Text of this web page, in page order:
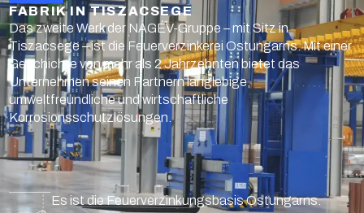
FABRIK IN TISZACSEGE
Das zweite Werk der NAGÉV-Gruppe – mit Sitz in
Tiszacsege – ist die Feuerverzinkerei Ostungarns. Mit einer
Geschichte von mehr als 2 Jahrzehnten bietet das
Unternehmen seinen Partnern langlebige,
umweltfreundliche und wirtschaftliche
Korrosionsschutzlösungen.
Es ist die Feuerverzinkungsbasis Ostungarns.